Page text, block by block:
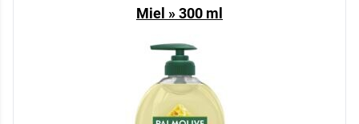
Miel » 300 ml